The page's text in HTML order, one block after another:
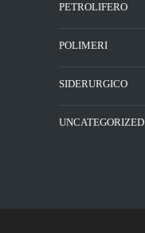
PETROLIFERO
POLIMERI
SIDERURGICO
UNCATEGORIZED